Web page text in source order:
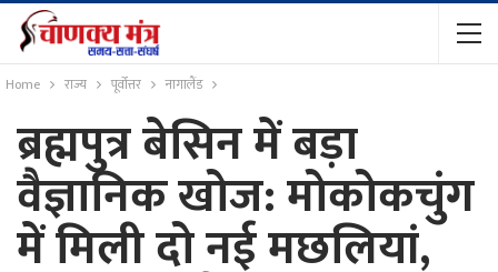
Home राज्य पूर्वोत्तर नागालैंड
ब्रह्मपुत्र बेसिन में बड़ा
वैज्ञानिक खोज: मोकोकचुंग
में मिली दो नई मछलियां,